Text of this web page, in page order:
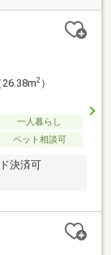
2）
一人暮らし
ペット相談可
決済可